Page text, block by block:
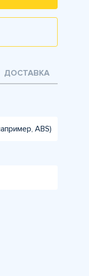
ДОСТАВКА
ABS)